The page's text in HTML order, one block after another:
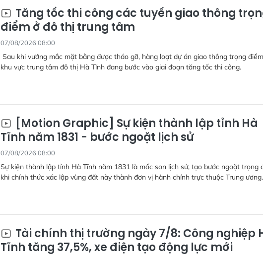
Tăng tốc thi công các tuyến giao thông
điểm ở đô thị trung tâm
07/08/2026 08:00
Sau khi vướng mắc mặt bằng được tháo gỡ, hàng loạt dự án giao thông trọng
khu vực trung tâm đô thị Hà Tĩnh đang bước vào giai đoạn tăng tốc thi công.
[Motion Graphic] Sự kiện thành lập tỉnh Hà
Tĩnh năm 1831 - bước ngoặt lịch sử
07/08/2026 08:00
Sự kiện thành lập tỉnh Hà Tĩnh năm 1831 là mốc son lịch sử, tạo bước ngoặt trọng
khi chính thức xác lập vùng đất này thành đơn vị hành chính trực thuộc Trung ương.
Tài chính thị trường ngày 7/8: Công nghiệp
Tĩnh tăng 37,5%, xe điện tạo động lực mới